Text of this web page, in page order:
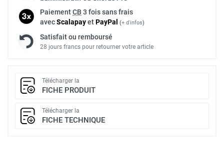
PaiementCB 3 fois sans frais
avecScalapayetPayPal (+ d'infos)
Satisfait ou remboursé
28 jours francs pour retourner votre article
Télécharger la
FICHE PRODUIT
Télécharger la
FICHE TECHNIQUE